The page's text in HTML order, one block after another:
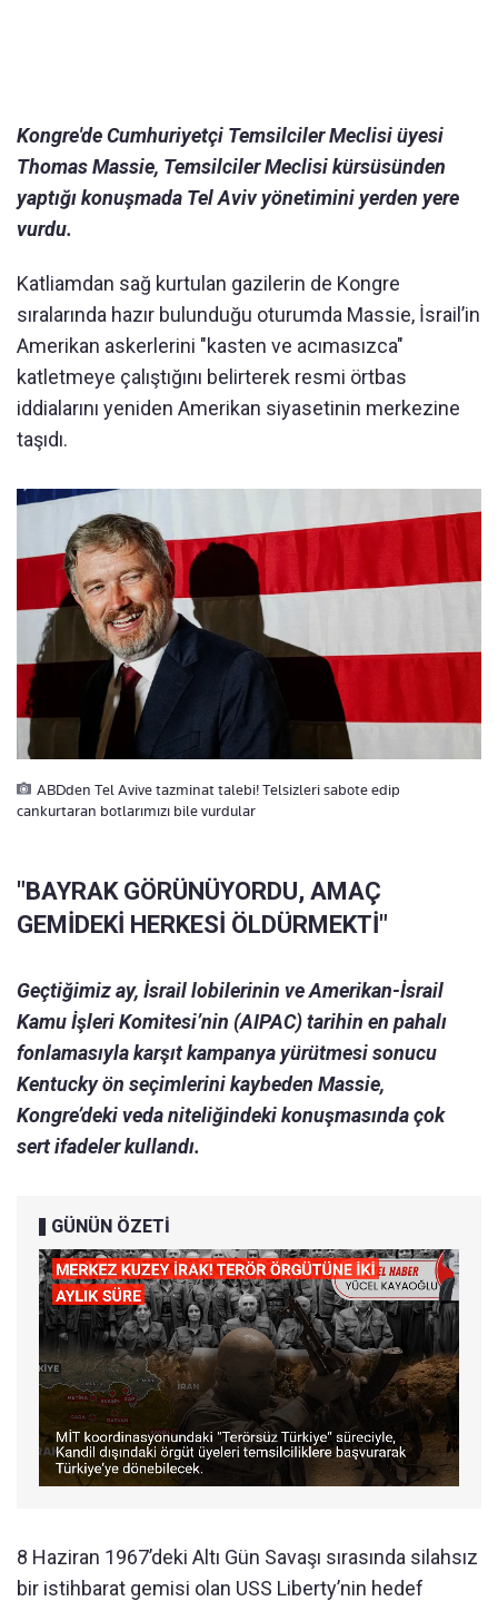
Kongre'de Cumhuriyetçi Temsilciler Meclisi üyesi
Thomas Massie, Temsilciler Meclisi kürsüsünden
yaptığı konuşmada Tel Aviv yönetimini yerden yere
vurdu.
Katliamdan sağ kurtulan gazilerin de Kongre
sıralarında hazır bulunduğu oturumda Massie, İsrail’in
Amerikan askerlerini "kasten ve acımasızca"
katletmeye çalıştığını belirterek resmi örtbas
iddialarını yeniden Amerikan siyasetinin merkezine
taşıdı.
ABDden Tel Avive tazminat talebi! Telsizleri sabote edip
cankurtaran botlarımızı bile vurdular
"BAYRAK GÖRÜNÜYORDU, AMAÇ
GEMİDEKİ HERKESİ ÖLDÜRMEKTİ"
Geçtiğimiz ay, İsrail lobilerinin ve Amerikan-İsrail
Kamu İşleri Komitesi’nin (AIPAC) tarihin en pahalı
fonlamasıyla karşıt kampanya yürütmesi sonucu
Kentucky ön seçimlerini kaybeden Massie,
Kongre’deki veda niteliğindeki konuşmasında çok
sert ifadeler kullandı.
GÜNÜN ÖZETİ
8 Haziran 1967’deki Altı Gün Savaşı sırasında silahsız
bir istihbarat gemisi olan USS Liberty’nin hedef